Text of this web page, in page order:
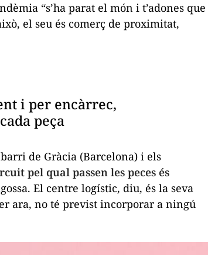
“s’ha parat el món i t’adones que
el seu és comerç de proximitat,
i per encàrrec,
peça
de Gràcia (Barcelona) i els
pel qual passen les peces és
El centre logístic, diu, és la seva
ara, no té previst incorporar a ningú